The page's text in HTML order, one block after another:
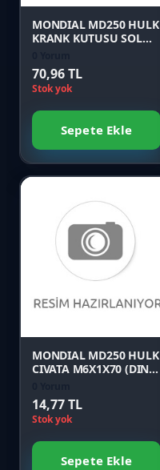
MONDIAL MD250 HULK
KRANK KUTUSU SOL
70,96 TL
Stok yok
Sepete Ekle
Favori
Karşılaştır
MONDIAL MD250 HULK
CIVATA M6X1X70 (DIN
14,77 TL
Stok yok
Sepete Ekle